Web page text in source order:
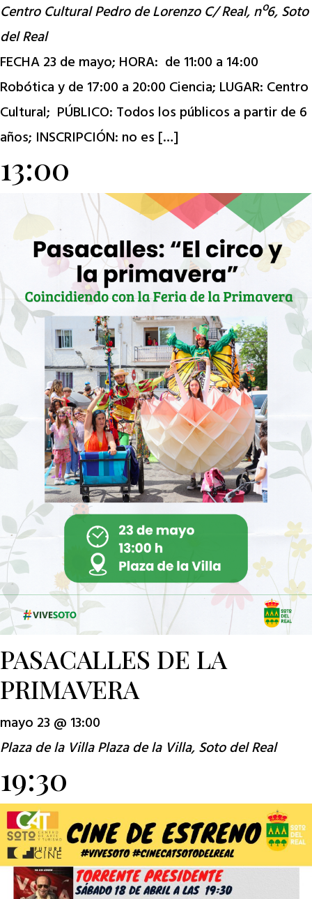
Centro Cultural Pedro de LorenzoC/ Real, nº6, Soto
del Real
FECHA 23 de mayo; HORA: de 11:00 a 14:00
Robótica y de 17:00 a 20:00 Ciencia; LUGAR: Centro
Cultural; PÚBLICO: Todos los públicos a partir de 6
años; INSCRIPCIÓN: no es […]
13:00
PASACALLES DE LA
PRIMAVERA
mayo 23 @ 13:00
Plaza de la VillaPlaza de la Villa, Soto del Real
19:30